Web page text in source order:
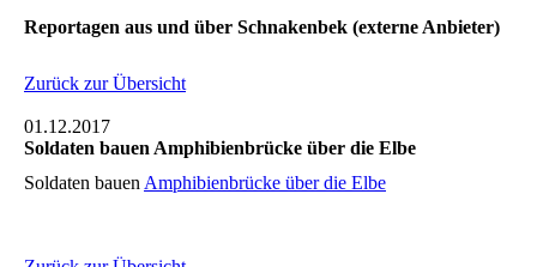
Reportagen aus und über Schnakenbek (externe Anbieter)
Zurück zur Übersicht
01.12.2017
Soldaten bauen Amphibienbrücke über die Elbe
Soldaten bauen Amphibienbrücke über die Elbe